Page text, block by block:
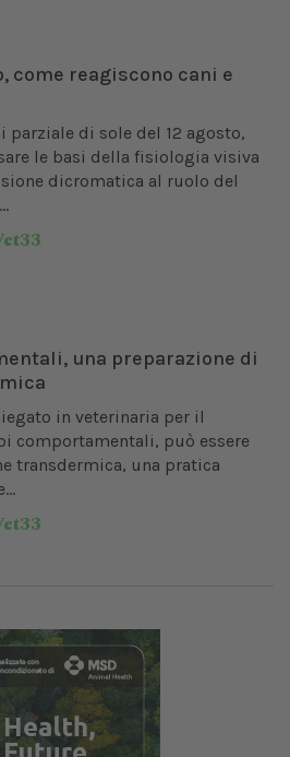
come reagiscono cani e
parziale di sole del 12 agosto,
le basi della fisiologia visiva
dicromatica al ruolo del
una preparazione di
in veterinaria per il
comportamentali, può essere
transdermica, una pratica